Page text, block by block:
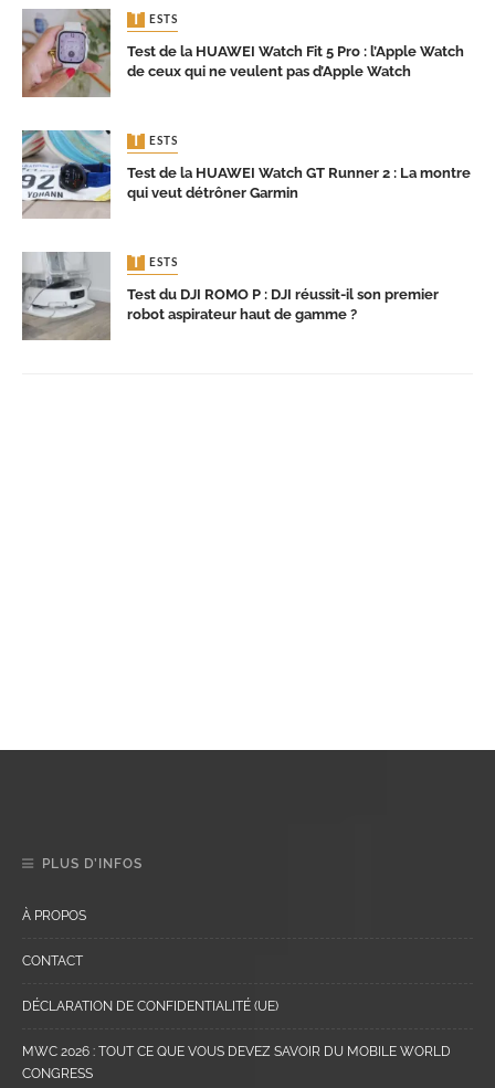
TESTS
Test de la HUAWEI Watch Fit 5 Pro : l’Apple Watch
de ceux qui ne veulent pas d’Apple Watch
TESTS
Test de la HUAWEI Watch GT Runner 2 : La montre
qui veut détrôner Garmin
TESTS
Test du DJI ROMO P : DJI réussit-il son premier
robot aspirateur haut de gamme ?
PLUS D’INFOS
À PROPOS
CONTACT
DÉCLARATION DE CONFIDENTIALITÉ (UE)
MWC 2026 : TOUT CE QUE VOUS DEVEZ SAVOIR DU MOBILE WORLD
CONGRESS